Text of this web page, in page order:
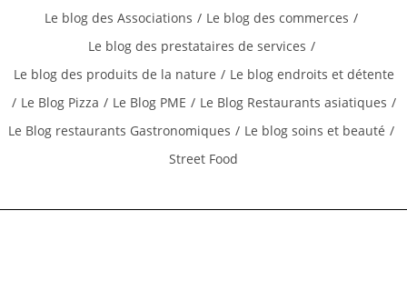
Le blog des Associations / Le blog des commerces /
Le blog des prestataires de services /
Le blog des produits de la nature / Le blog endroits et détente
/ Le Blog Pizza / Le Blog PME / Le Blog Restaurants asiatiques /
Le Blog restaurants Gastronomiques / Le blog soins et beauté /
Street Food